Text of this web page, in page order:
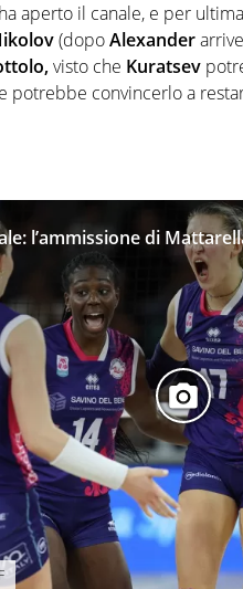
aperto il canale, e per ultima
(dopoAlexander
visto che Kuratsev
potrebbe convincerlo a
l’ammissione di